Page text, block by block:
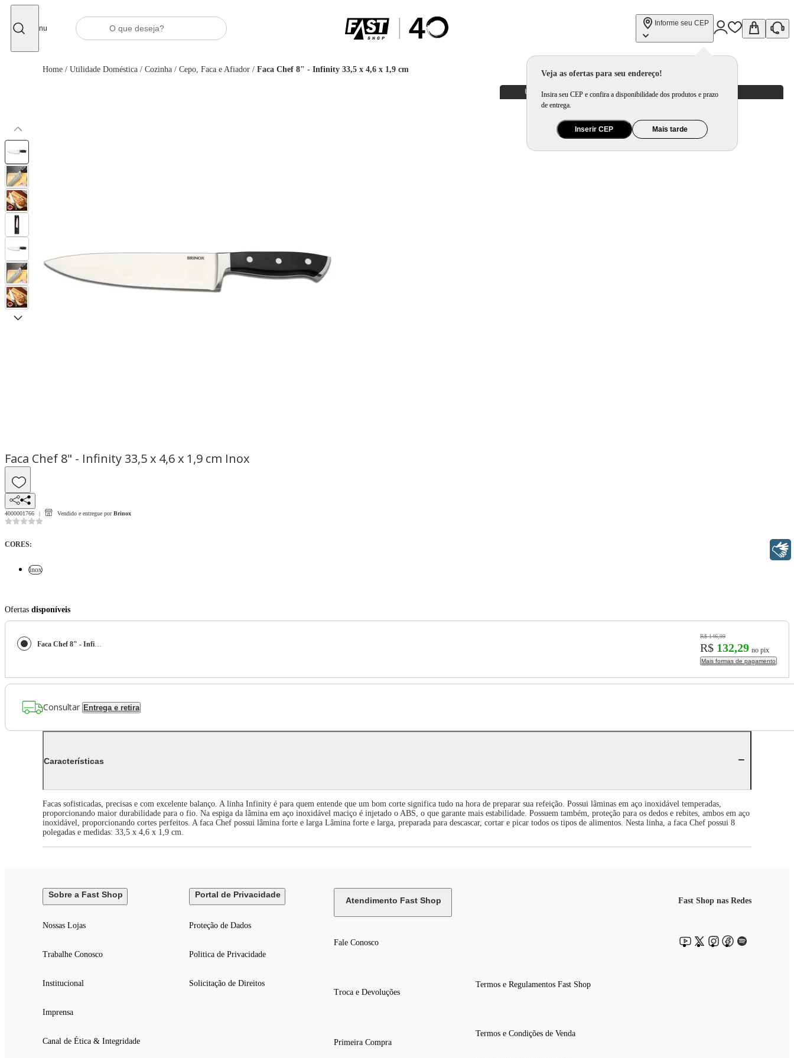
Menu
Informe seu CEP
Veja as ofertas para seu endereço!
Insira seu CEP e confira a disponibilidade dos produtos e prazo
de entrega.
Inserir CEP Mais tarde
Home / Utilidade Doméstica / Cozinha / Cepo, Faca e Afiador / Faca Chef 8" - Infinity 33,5 x 4,6 x 1,9 cm
Faca Chef 8" - Infinity 33,5 x 4,6 x 1,9 cm Inox
4000001766 Vendido e entregue por Brinox
CORES:
Inox
Ofertas disponíveis
Faca Chef 8" - Infinity 33,5 x 4,6 x 1,9 cm
R$ 146,99
R$ 132,29 no pix
Mais formas de pagamento
Consultar Entrega e retira
Características
Facas sofisticadas, precisas e com excelente balanço. A linha Infinity é para quem entende que um bom corte significa tudo na hora de preparar sua refeição. Possui lâminas em aço inoxidável temperadas,
proporcionando maior durabilidade para o fio. Na espiga da lâmina em aço inoxidável maciço é injetado o ABS, o que garante mais estabilidade. Possuem também, proteção para os dedos e rebites, ambos em aço
inoxidável, proporcionando cortes perfeitos. A faca Chef possui lâmina forte e larga Lâmina forte e larga, preparada para descascar, cortar e picar todos os tipos de alimentos. Nesta linha, a faca Chef possui 8
polegadas e medidas: 33,5 x 4,6 x 1,9 cm.
Sobre a Fast Shop
Nossas Lojas
Trabalhe Conosco
Institucional
Imprensa
Canal de Ética & Integridade
Portal de Privacidade
Proteção de Dados
Politica de Privacidade
Solicitação de Direitos
Atendimento Fast Shop
Fale Conosco
Troca e Devoluções
Primeira Compra
Termos e Regulamentos Fast Shop
Termos e Condições de Venda
Fast Shop nas Redes